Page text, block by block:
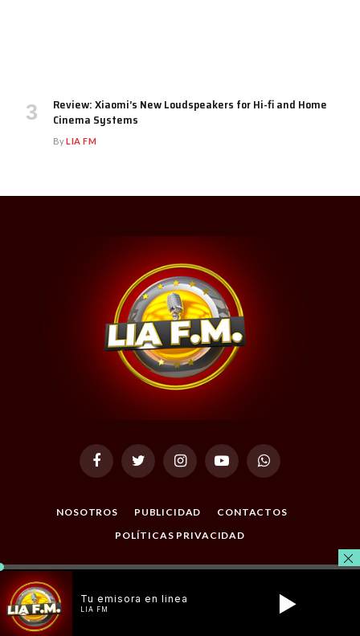
Review: Xiaomi’s New Loudspeakers for Hi-fi and Home
Cinema Systems
ByLIA FM
FacebookTwitter InstagramYouTubeWhatsApp
NOSOTROS PUBLICIDAD
CONTACTOS
POLÍTICAS PRIVACIDAD
© 2026 Todos los Derechos Reservados. Desarrollado por
Masterclic.Net
Tu emisora en linea
LIA FM